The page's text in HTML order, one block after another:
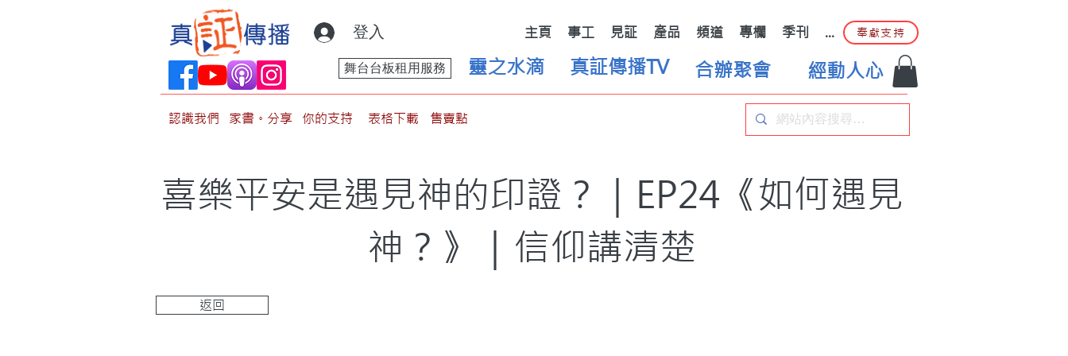
登入 主頁 事工 見証 產品 頻道 專欄 季刊 ... 奉獻支持
靈之水滴
舞台台板租用服務 真証傳播TV 合辦聚會 經動人心
認識我們 家書。分享 你的支持 表格下載 售賣點
喜樂平安是遇見神的印證？｜EP24《如何遇見
神？》｜信仰講清楚
返回